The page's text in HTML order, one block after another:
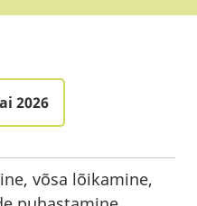
2026
võsa lõikamine,